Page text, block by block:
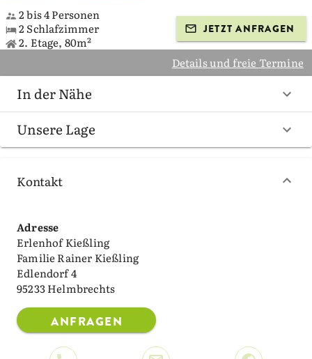
2 bis 4 Personen
2 Schlafzimmer
2. Etage, 80m²
JETZT ANFRAGEN
Details und freie Termine
In der Nähe
Unsere Lage
Kontakt
Adresse
Erlenhof Kießling
Familie Rainer Kießling
Edlendorf 4
95233 Helmbrechts
ANFRAGEN